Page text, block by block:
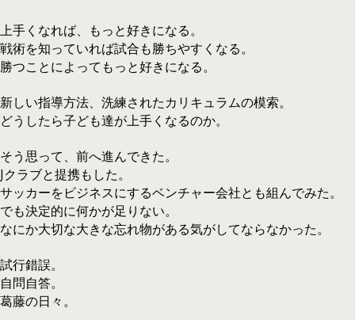
上手くなれば、もっと好きになる。
戦術を知っていれば試合も勝ちやすくなる。
勝つことによってもっと好きになる。
新しい指導方法、洗練されたカリキュラムの模索。
どうしたら子ども達が上手くなるのか。
そう思って、前へ進んできた。
Jクラブと提携もした。
サッカーをビジネスにするベンチャー会社とも組んでみた。
でも決定的に何かが足りない。
なにか大切な大きな忘れ物がある気がしてならなかった。
試行錯誤。
自問自答。
葛藤の日々。